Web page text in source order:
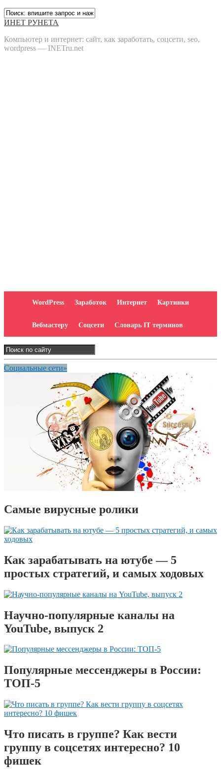
ИНЕТ РУНЕТА
Компьютер и интернет: сайт, как заработать, соцсети, seo,
wordpress — INETru.net
WordPress Заработок Интернет Картинки
Вебмастеру Соцсети Словарь IT терминов
Социальные сети»
Самые вирусные ролики
Как зарабатывать на ютубе — 5
простых стратегий, и самых ходовых
Научно-популярные каналы на
YouTube, выпуск 2
Популярные мессенджеры в России:
ТОП-5
Что писать в группе? Как вести
группу в соцсетях интересно? 10
фишек